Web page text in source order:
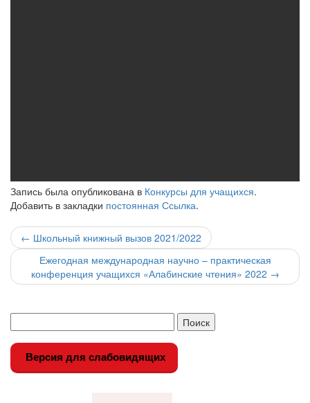
Запись была опубликована в Конкурсы для учащихся.
Добавить в закладки постоянная Ссылка.
Навигация
по
записи
← Школьный книжный вызов 2021/2022
Ежегодная международная научно – практическая
конференция учащихся «Алабинские чтения» 2022 →
Версия для слабовидящих